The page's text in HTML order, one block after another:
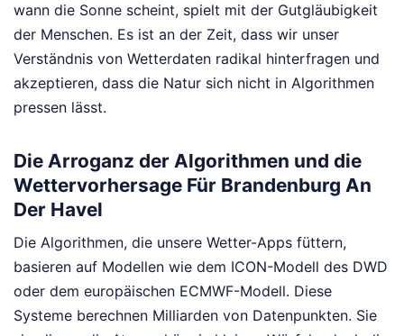
wann die Sonne scheint, spielt mit der Gutgläubigkeit
der Menschen. Es ist an der Zeit, dass wir unser
Verständnis von Wetterdaten radikal hinterfragen und
akzeptieren, dass die Natur sich nicht in Algorithmen
pressen lässt.
Die Arroganz der Algorithmen und die
Wettervorhersage Für Brandenburg An
Der Havel
Die Algorithmen, die unsere Wetter-Apps füttern,
basieren auf Modellen wie dem ICON-Modell des DWD
oder dem europäischen ECMWF-Modell. Diese
Systeme berechnen Milliarden von Datenpunkten. Sie